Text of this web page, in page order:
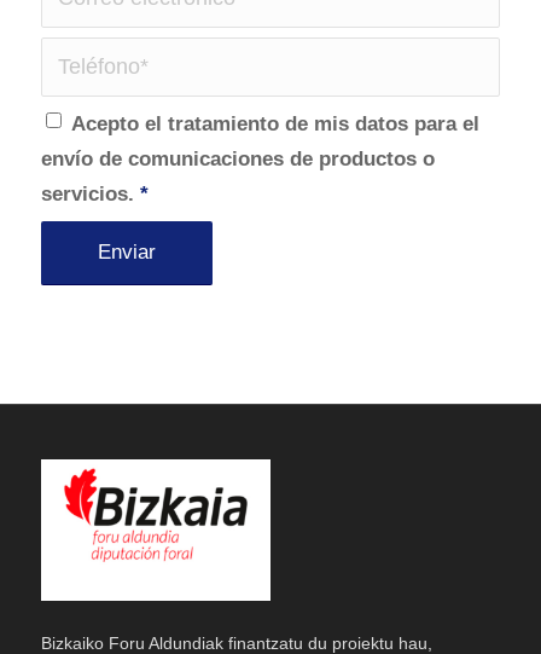
Acepto el tratamiento de mis datos para el
envío de comunicaciones de productos o
servicios. *
Bizkaiko Foru Aldundiak finantzatu du proiektu hau,